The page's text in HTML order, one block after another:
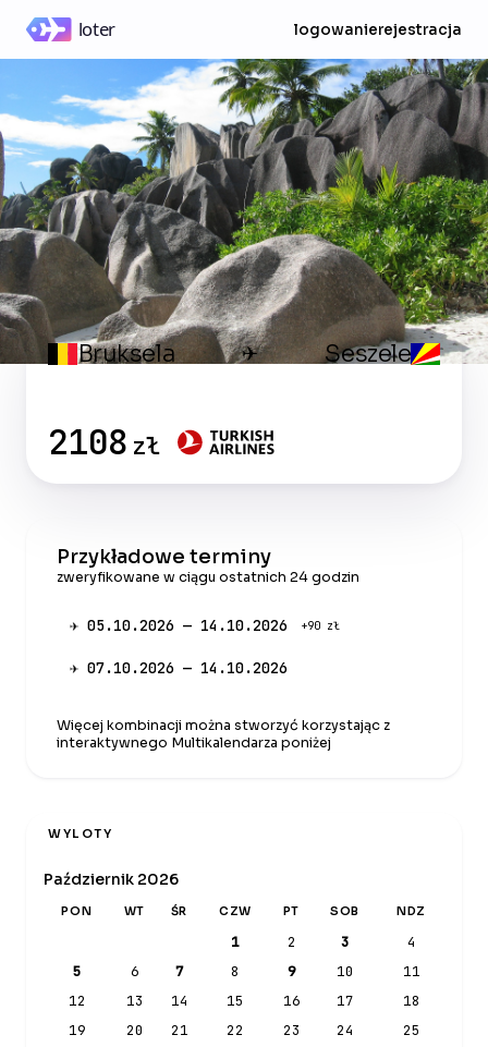
logowanierejestracja
Bruksela ✈ Seszele
2108 zł
Przykładowe terminy
zweryfikowane w ciągu ostatnich 24 godzin
✈ 05.10.2026 — 14.10.2026 +90 zł
✈ 07.10.2026 — 14.10.2026
Więcej kombinacji można stworzyć korzystając z
interaktywnego Multikalendarza poniżej
WYLOTY
Październik 2026
PON WT ŚR CZW PT SOB NDZ
1 2 3
4
5
6 7 8 9 10
11
12
13 14 15 16 17
18
19
20 21 22 23 24
25